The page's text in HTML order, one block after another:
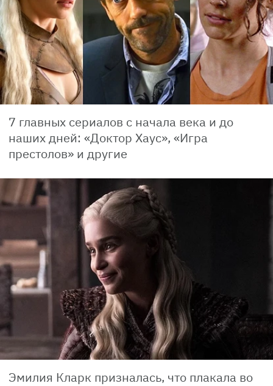
7 главных сериалов с начала века и до
наших дней: «Доктор Хаус», «Игра
престолов» и другие
Эмилия Кларк призналась, что плакала во